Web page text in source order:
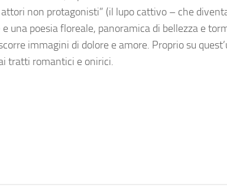
non protagonisti” (il lupo cattivo – che
una poesia floreale, panoramica di bellezza e
immagini di dolore e amore. Proprio su
tratti romantici e onirici.